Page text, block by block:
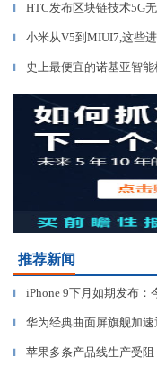
▎ HTC发布区块链技术5G
▎ 小米从V5到MIUI7,这些
▎ 史上最便宜的诺基亚智
推荐新闻
▎ iPhone 9下月如期发布：
▎ 华为经典曲面屏旗舰加
▎ 苹果多条产品线生产受